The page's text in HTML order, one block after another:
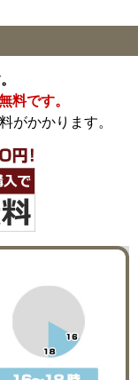
料です。
がかかります。